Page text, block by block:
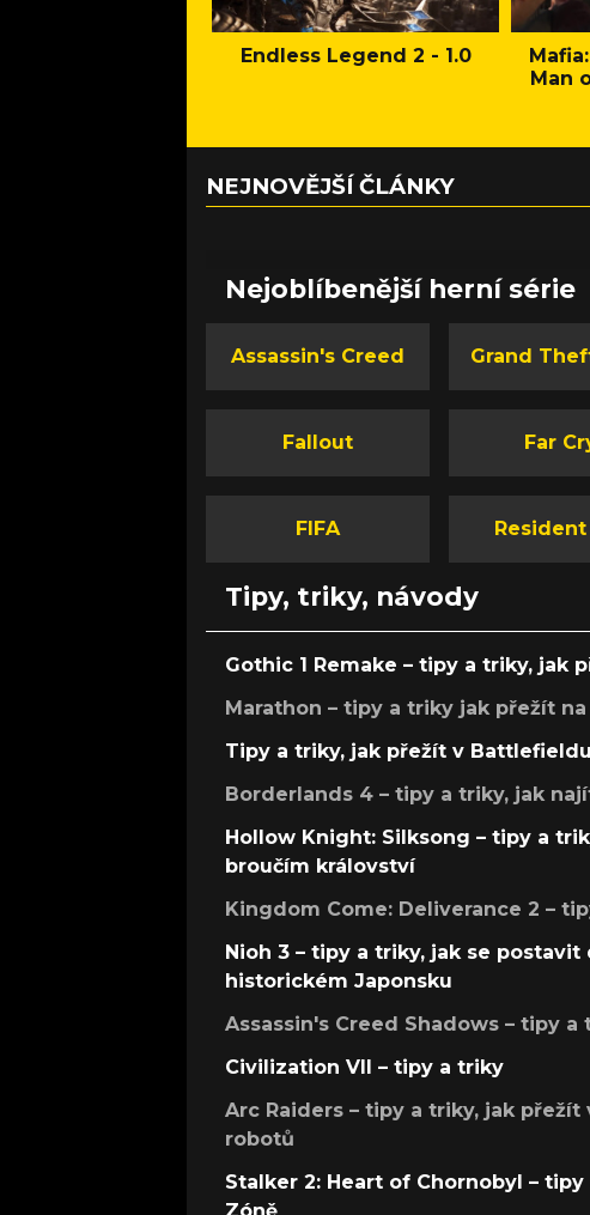
Endless Legend 2 - 1.0
Man
NEJNOVĚJŠÍ ČLÁNKY
Nejoblíbenější herní série
Assassin's Creed Grand
Fallout Far
FIFA Resident
Tipy, triky, návody
Gothic 1 Remake – tipy a triky, jak
Marathon – tipy a triky jak přežít
Tipy a triky, jak přežít v
Borderlands 4 – tipy a triky, jak
Hollow Knight: Silksong – tipy a
broučím království
Kingdom Come: Deliverance 2 –
Nioh 3 – tipy a triky, jak se
historickém Japonsku
Assassin's Creed Shadows – tipy a
Civilization VII – tipy a triky
Arc Raiders – tipy a triky, jak
robotů
Stalker 2: Heart of Chornobyl –